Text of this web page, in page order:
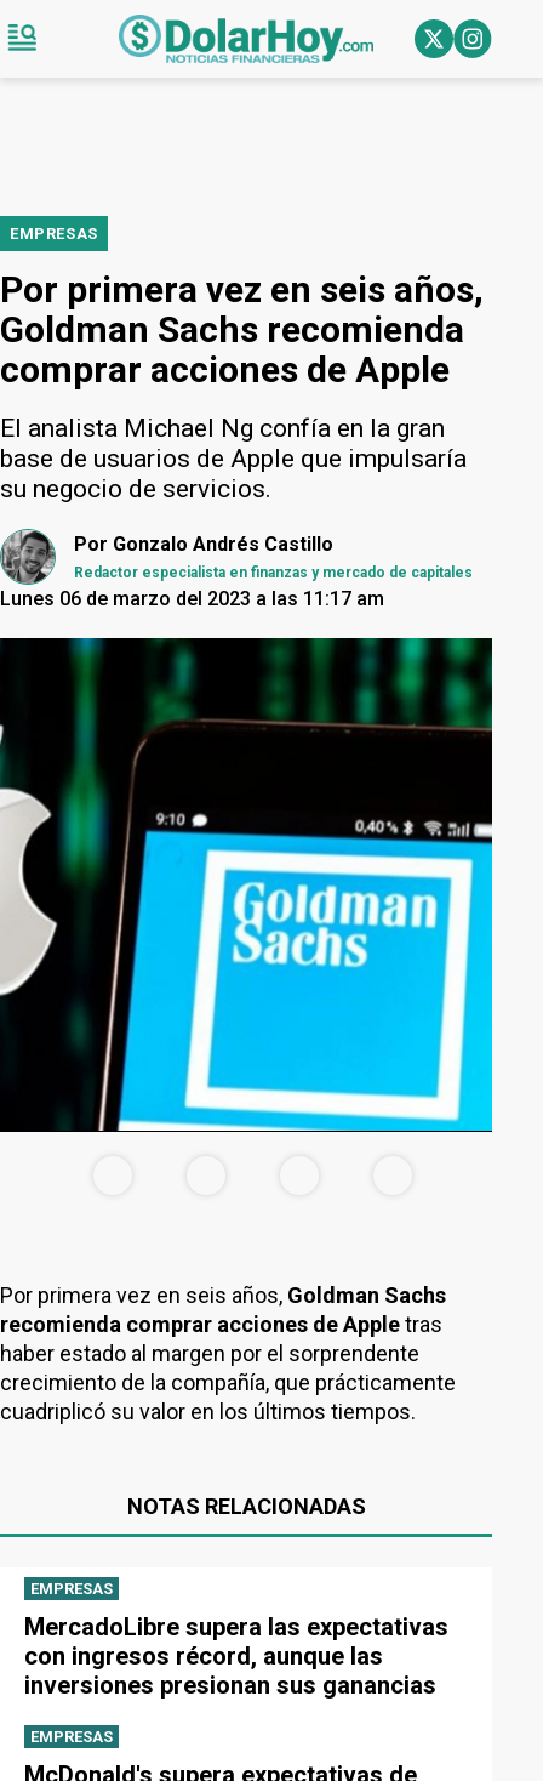
EMPRESAS
Por primera vez en seis años,
Goldman Sachs recomienda
comprar acciones de Apple
El analista Michael Ng confía en la gran
base de usuarios de Apple que impulsaría
su negocio de servicios.
Por Gonzalo Andrés Castillo
Redactor especialista en finanzas y mercado de capitales
Lunes 06 de marzo del 2023 a las 11:17 am
Por primera vez en seis años, Goldman Sachs
recomienda comprar acciones de Appletras
haber estado al margen por el sorprendente
crecimiento de la compañía, que prácticamente
cuadriplicó su valor en los últimos tiempos.
NOTAS RELACIONADAS
EMPRESAS
MercadoLibre supera las expectativas
con ingresos récord, aunque las
inversiones presionan sus ganancias
EMPRESAS
McDonald's supera expectativas de